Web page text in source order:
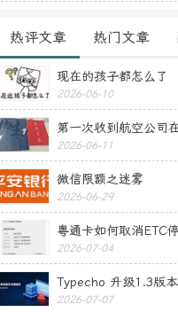
热评文章 热门文章
现在的孩子都怎么了
2026-06-10
第一次收到航空公司
怀——送生日贺卡
2026-06-11
微信限额之迷雾
2026-06-29
粤通卡如何取消ETC
2026-07-04
Typecho 升级1.3版
息
2026-07-07